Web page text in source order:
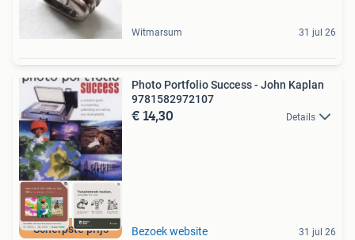
Witmarsum 31 jul 26
Scherpste prijs
Photo Portfolio Success - John Kaplan
9781582972107
€ 14,30 Details
Bezoek website 31 jul 26